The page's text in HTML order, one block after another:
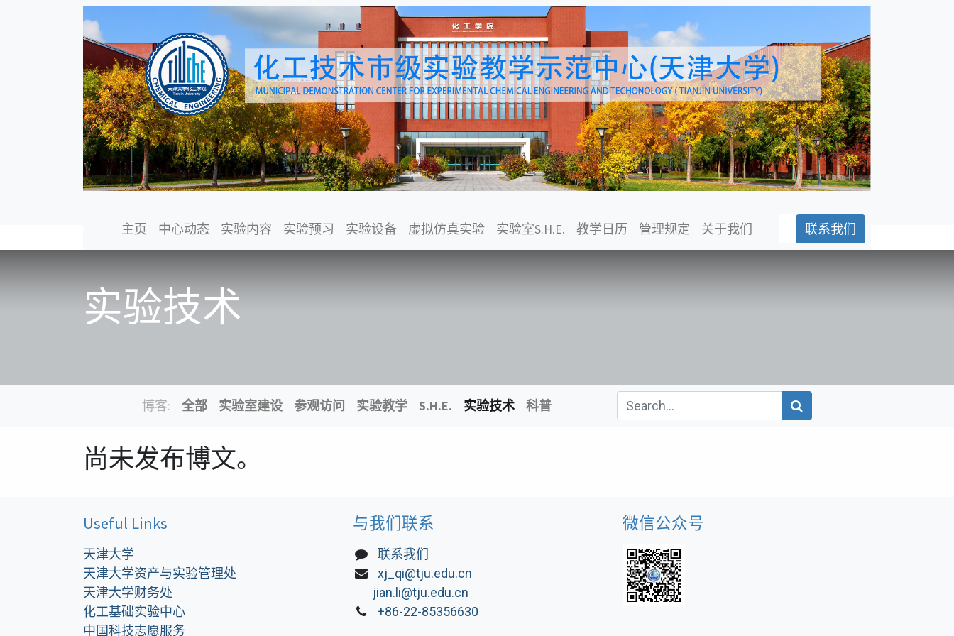
主页 中心动态 实验内容 实验预习 实验设备 虚拟仿真实验 实验室S.H.E. 教学日历 管理规定 关于我们 联系我们
实验技术
博客: 全部 实验室建设 参观访问 实验教学 S.H.E. 实验技术 科普
尚未发布博文。
Useful Links
天津大学
天津大学资产与实验管理处
天津大学财务处
化工基础实验中心
中国科技志愿服务
与我们联系
联系我们
xj_qi@tju.edu.cn
jian.li@tju.edu.cn
+86-22-85356630
微信公众号